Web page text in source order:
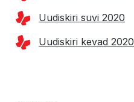
Uudiskiri suvi 2020
Uudiskiri kevad 2020